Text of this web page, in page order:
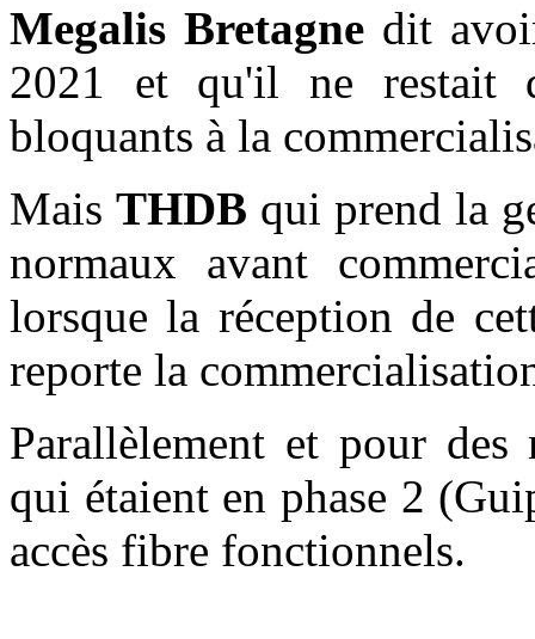
Megalis Bretagnedit
2021 et qu'il ne restait
bloquants à la
Mais THDB qui prend la
normaux avant
lorsque la réception de
reporte la
Parallèlement et pour des
qui étaient en phase 2
accès fibre fonctionnels.